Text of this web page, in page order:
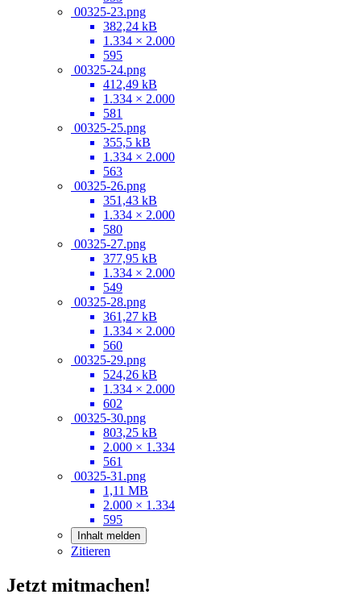
00325-23.png
382,24 kB
1.334 × 2.000
595
00325-24.png
412,49 kB
1.334 × 2.000
581
00325-25.png
355,5 kB
1.334 × 2.000
563
00325-26.png
351,43 kB
1.334 × 2.000
580
00325-27.png
377,95 kB
1.334 × 2.000
549
00325-28.png
361,27 kB
1.334 × 2.000
560
00325-29.png
524,26 kB
1.334 × 2.000
602
00325-30.png
803,25 kB
2.000 × 1.334
561
00325-31.png
1,11 MB
2.000 × 1.334
595
Inhalt melden
Zitieren
Jetzt mitmachen!